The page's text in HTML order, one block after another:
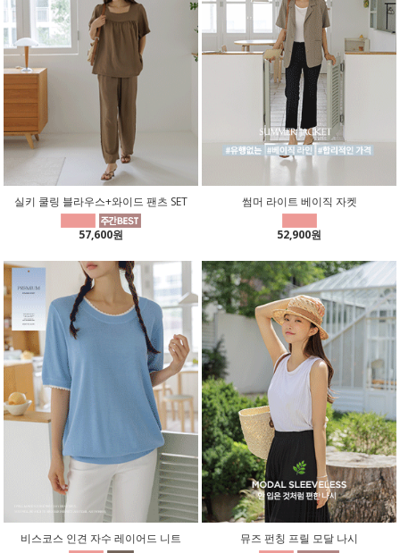
실키 쿨링 블라우스+와이드 팬츠 SET
57,600원
썸머 라이트 베이직 자켓
52,900원
비스코스 인견 자수 레이어드 니트 뮤즈 펀칭 프릴 모달 나시